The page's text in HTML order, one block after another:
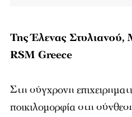
Της Έλενας
RSM Greece
Στη σύγχρονη
ποικιλομορφία στη